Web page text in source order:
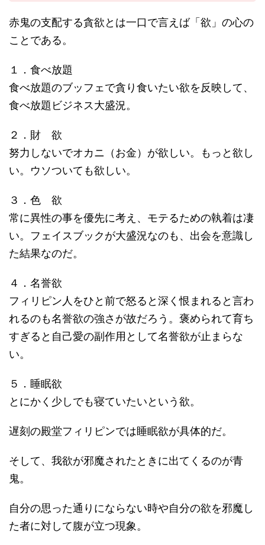
赤鬼の支配する貪欲とは一口で言えば「欲」の心の
ことである。
１．食べ放題
食べ放題のブッフェで貪り食いたい欲を反映して、
食べ放題ビジネス大盛況。
２．財 欲
努力しないでオカニ（お金）が欲しい。もっと欲し
い。ウソついても欲しい。
３．色 欲
常に異性の事を優先に考え、モテるための執着は凄
い。フェイスブックが大盛況なのも、出会を意識し
た結果なのだ。
４．名誉欲
フィリピン人をひと前で怒ると深く恨まれると言わ
れるのも名誉欲の強さが故だろう。褒められて育ち
すぎると自己愛の副作用として名誉欲が止まらな
い。
５．睡眠欲
とにかく少しでも寝ていたいという欲。
遅刻の殿堂フィリピンでは睡眠欲が具体的だ。
そして、我欲が邪魔されたときに出てくるのが青
鬼。
自分の思った通りにならない時や自分の欲を邪魔し
た者に対して腹が立つ現象。